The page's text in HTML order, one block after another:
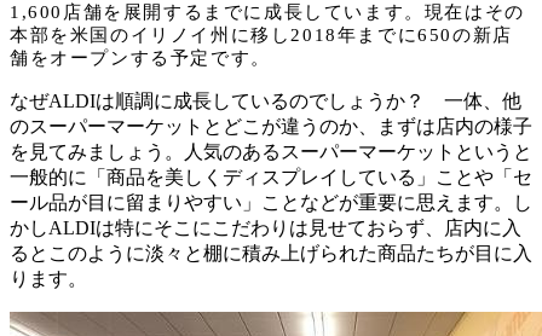
1,600店舗を展開するまでに成長しています。現在はその
本部を米国のイリノイ州に移し2018年までに650の新店
舗をオープンする予定です。
なぜALDIは順調に成長しているのでしょうか？ 一体、他
のスーパーマーケットとどこが違うのか、まずは店内の様子
を見てみましょう。人気のあるスーパーマーケットというと
一般的に「商品を美しくディスプレイしている」ことや「セ
ール品が目に留まりやすい」ことなどが重要に思えます。し
かしALDIは特にそこにこだわりは見せておらず、店内に入
るとこのように淡々と棚に積み上げられた商品たちが目に入
ります。